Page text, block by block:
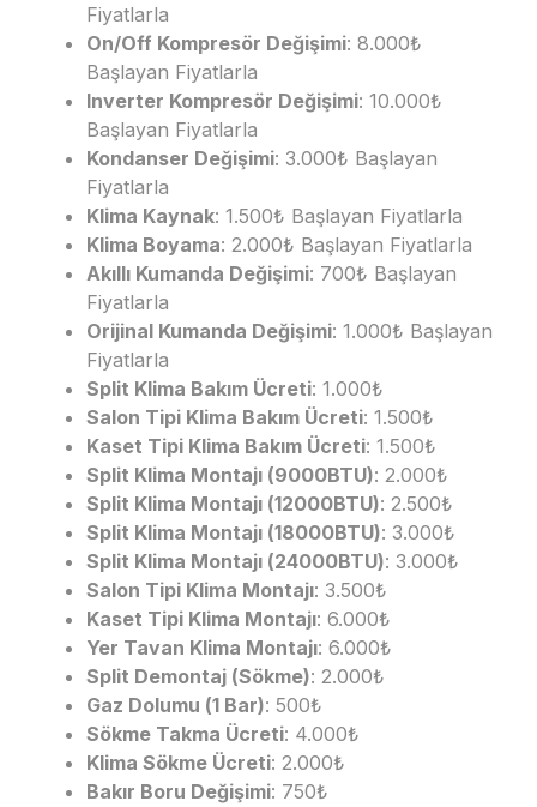
Fiyatlarla
On/Off Kompresör Değişimi: 8.000₺
Başlayan Fiyatlarla
Inverter Kompresör Değişimi: 10.000₺
Başlayan Fiyatlarla
Kondanser Değişimi: 3.000₺ Başlayan
Fiyatlarla
Klima Kaynak: 1.500₺ Başlayan Fiyatlarla
Klima Boyama: 2.000₺ Başlayan Fiyatlarla
Akıllı Kumanda Değişimi: 700₺ Başlayan
Fiyatlarla
Orijinal Kumanda Değişimi: 1.000₺ Başlayan
Fiyatlarla
Split Klima Bakım Ücreti: 1.000₺
Salon Tipi Klima Bakım Ücreti: 1.500₺
Kaset Tipi Klima Bakım Ücreti: 1.500₺
Split Klima Montajı (9000BTU): 2.000₺
Split Klima Montajı (12000BTU): 2.500₺
Split Klima Montajı (18000BTU): 3.000₺
Split Klima Montajı (24000BTU): 3.000₺
Salon Tipi Klima Montajı: 3.500₺
Kaset Tipi Klima Montajı: 6.000₺
Yer Tavan Klima Montajı: 6.000₺
Split Demontaj (Sökme): 2.000₺
Gaz Dolumu (1 Bar): 500₺
Sökme Takma Ücreti: 4.000₺
Klima Sökme Ücreti: 2.000₺
Bakır Boru Değişimi: 750₺